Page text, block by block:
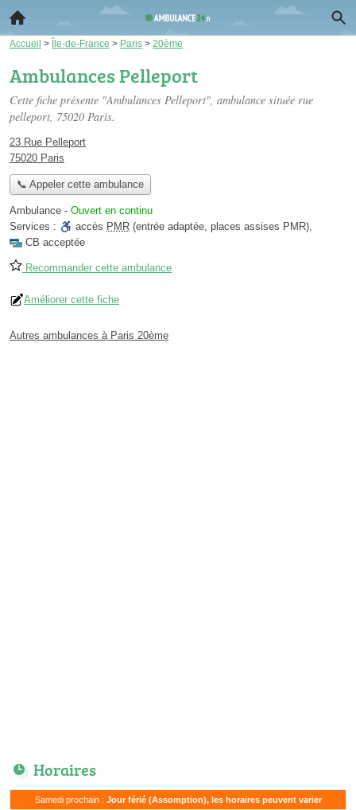
Accueil > Île-de-France > Paris > 20ème
Ambulances Pelleport
Cette fiche présente "Ambulances Pelleport", ambulance située rue
pelleport, 75020 Paris.
23 Rue Pelleport
75020 Paris
📞 Appeler cette ambulance
Ambulance - Ouvert en continu
Services :
accès PMR (entrée adaptée, places assises PMR),
CB acceptée
Recommander cette ambulance
Améliorer cette fiche
Autres ambulances à Paris 20ème
Horaires
Samedi prochain : Jour férié (Assomption), les horaires peuvent varier